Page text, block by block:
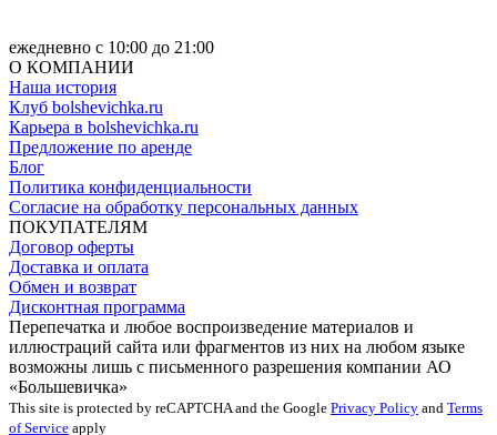
ежедневно с 10:00 до 21:00
О КОМПАНИИ
Наша история
Клуб bolshevichka.ru
Карьера в bolshevichka.ru
Предложение по аренде
Блог
Политика конфиденциальности
Согласие на обработку персональных данных
ПОКУПАТЕЛЯМ
Договор оферты
Доставка и оплата
Обмен и возврат
Дисконтная программа
Перепечатка и любое воспроизведение материалов и
иллюстраций сайта или фрагментов из них на любом языке
возможны лишь с письменного разрешения компании АО
«Большевичка»
This site is protected by reCAPTCHA and the Google Privacy Policy and Terms
of Service apply